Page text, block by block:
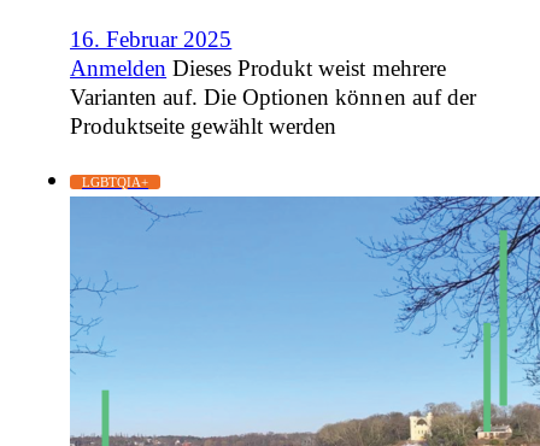
16. Februar 2025
Anmelden Dieses Produkt weist mehrere
Varianten auf. Die Optionen können auf der
Produktseite gewählt werden
LGBTQIA+